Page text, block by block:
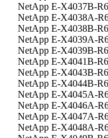
NetApp E-X4037B-
NetApp E-X4038A-
NetApp E-X4038B-
NetApp E-X4039A-
NetApp E-X4039B-
NetApp E-X4041B-
NetApp E-X4043B-
NetApp E-X4044B-
NetApp E-X4045A-
NetApp E-X4046A-
NetApp E-X4047A-
NetApp E-X4048A-